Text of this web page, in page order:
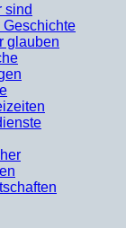
sind
Geschichte
glauben